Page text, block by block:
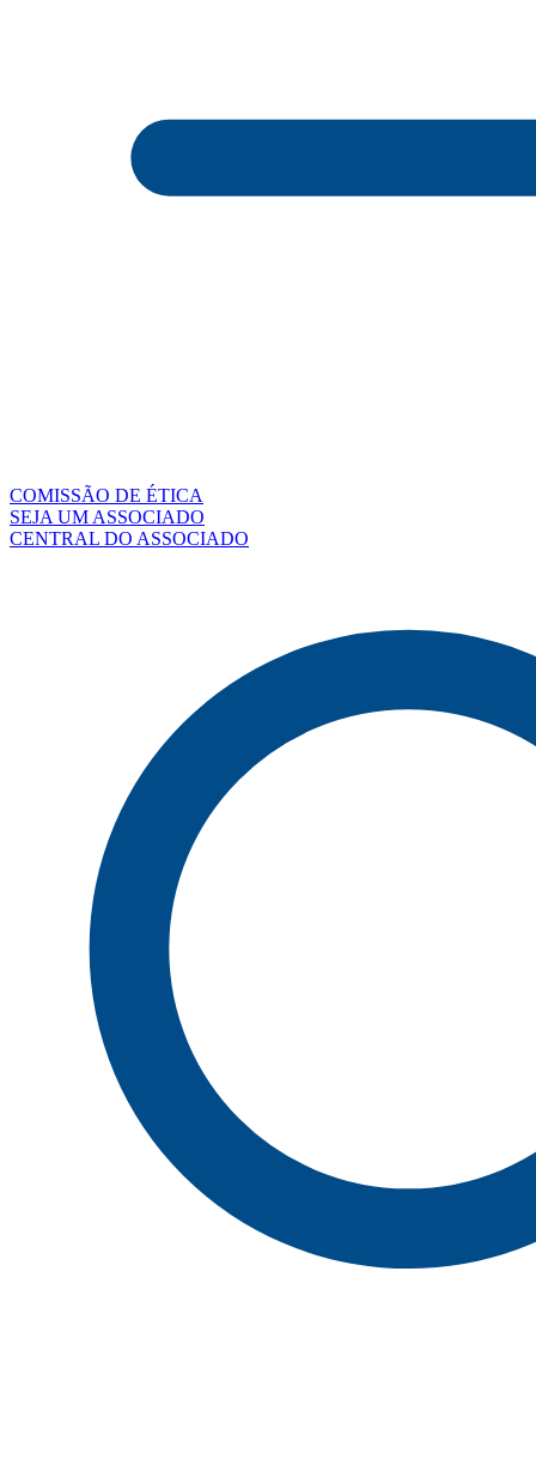
COMISSÃO DE ÉTICA
SEJA UM ASSOCIADO
CENTRAL DO ASSOCIADO